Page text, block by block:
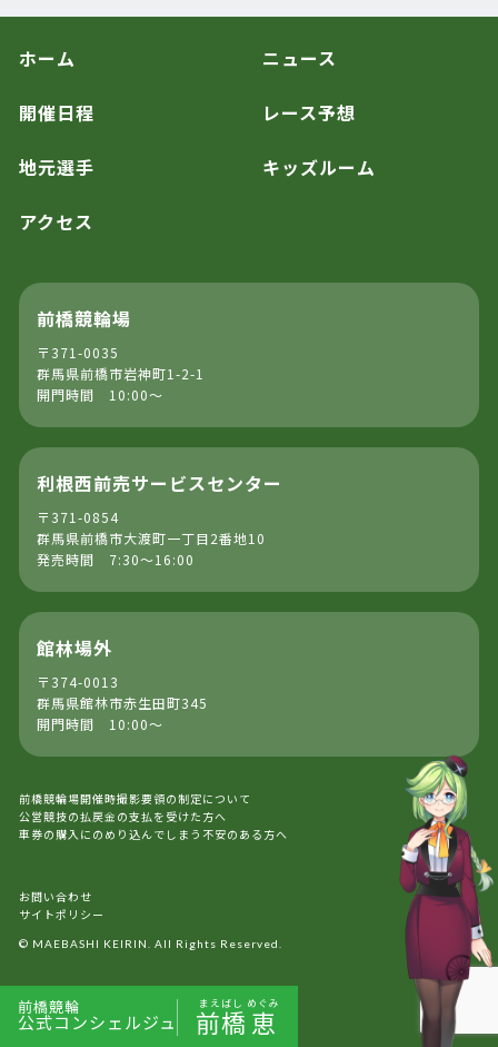
ホーム ニュース
開催日程 レース予想
地元選手 キッズルーム
アクセス
前橋競輪場
〒371-0035
群馬県前橋市岩神町1-2-1
開門時間 10:00～
利根西前売サービスセンター
〒371-0854
群馬県前橋市大渡町一丁目2番地10
発売時間 7:30～16:00
館林場外
〒374-0013
群馬県館林市赤生田町345
開門時間 10:00～
前橋競輪場開催時撮影要領の制定について
公営競技の払戻金の支払を受けた方へ
車券の購入にのめり込んでしまう不安のある方へ
お問い合わせ
サイトポリシー
© MAEBASHI KEIRIN. All Rights Reserved.
前橋競輪
公式コンシェルジュ
まえばし
前橋
めぐみ
恵